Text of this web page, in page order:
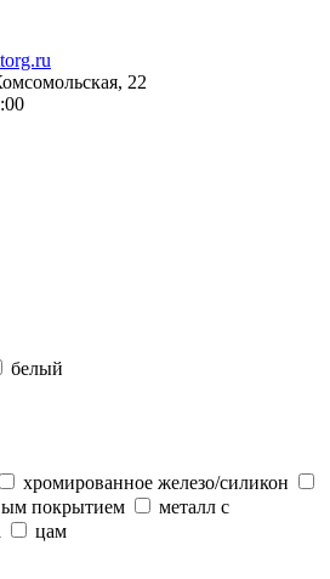
22
белый
хромированное железо/силикон
покрытием
металл с
цам